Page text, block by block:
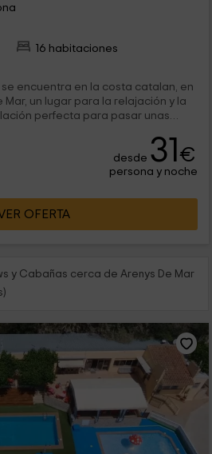
16 habitaciones
encuentra en la costa catalan, en
Mar, un lugar para la relajación y la
perfecta para pasar unas
como una espléndida
zonas ajardinadas. Todas las
de diversas estancias
desde 31€
persona y noche
OFERTA
y Cabañas cerca de Arenys De Mar